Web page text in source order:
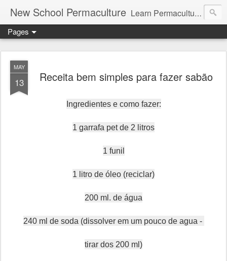
New School Permaculture Learn Permaculture Design Courses in Europe with Helder Valente, one of the original students of Bill Mollison the creator of Permaculture Design.
Pages
MAY
13 Receita bem simples para fazer sabão
Ingredientes e como fazer:
1 garrafa pet de 2 litros
1 funil
1 litro de óleo (reciclar)
200 ml. de água
240 ml de soda (dissolver em um pouco de agua -
tirar dos 200 ml)